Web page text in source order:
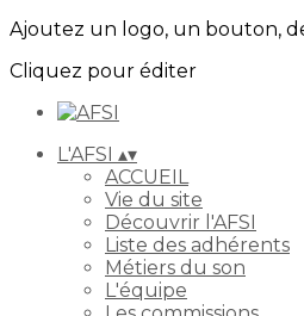
Ajoutez un logo, un bouton,
Cliquez pour éditer
L'AFSI ▴▾
ACCUEIL
Vie du site
Découvrir l'AFSI
Liste des adhérents
Métiers du son
L'équipe